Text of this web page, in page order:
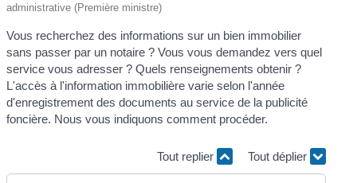
administrative (Première ministre)
Vous recherchez des informations sur un bien immobilier
sans passer par un notaire ? Vous vous demandez vers quel
service vous adresser ? Quels renseignements obtenir ?
L'accès à l'information immobilière varie selon l'année
d'enregistrement des documents au service de la publicité
foncière. Nous vous indiquons comment procéder.
Tout replier Tout déplier